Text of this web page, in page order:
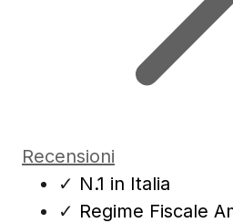
Recensioni
✓ N.1 in Italia
✓ Regime Fiscale